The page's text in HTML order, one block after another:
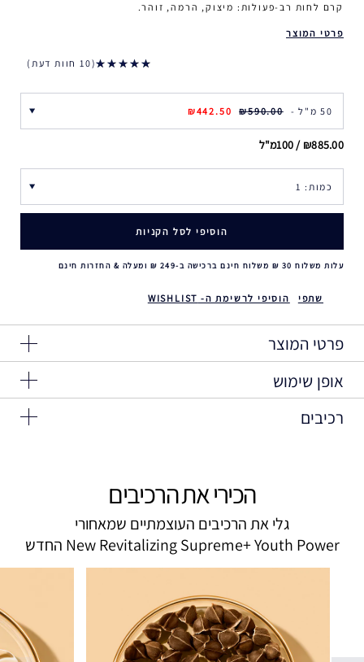
קרם לחות רב-פעולות: מיצוק, הרמה, זוהר.
פרטי המוצר
10 חוות דעת
50 מ"ל - ₪590.00
₪442.50
₪885.00 / 100מ"ל
הוסיפי לסל הקניות
עלות משלוח 30 ₪ משלוח חינם ברכישה ב-249 ₪ ומעלה & החזרות חינם
שתפי הוסיפי לרשימת ה- WISHLIST
פרטי המוצר
העור שלך יכול ליהנות מכל היתרונות: מוצקות, חוזק, זוהר ומראה
מורם יותר. כל אלה בפורמולה אולטרה קלילה ומרעננת.
מורם(1)
95% אמרו שהעור מרגיש יותר
מוצק(2)
אופן שימוש
למרוח על הפנים והצוואר בוקר וערב, רצוי לאחר סרום מתקן.
רכיבים
אולייפרה, הקרוי לעתים קרובות "עץ החיים".
הכירי את הרכיבים
גלי את הרכיבים העוצמתיים שמאחורי
החדש New Revitalizing Supreme+ Youth Power